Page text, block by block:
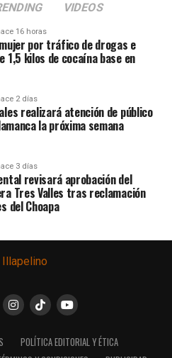
VIDEOS
16 horas
por tráfico de drogas e
1,5 kilos de cocaína base en
2 días
realizará atención de público
la próxima semana
3 días
revisará aprobación del
Tres Valles tras reclamación
del Choapa
POLÍTICA EDITORIAL Y ÉTICA